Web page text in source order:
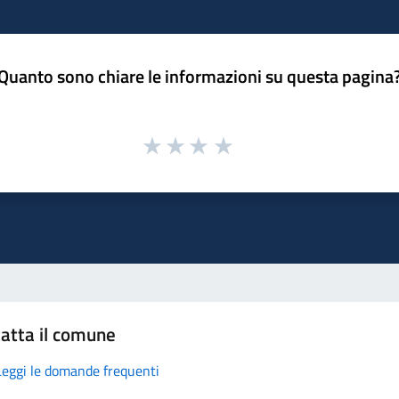
sono chiare le informazioni su questa
il comune
le domande frequenti